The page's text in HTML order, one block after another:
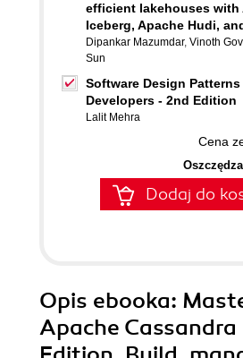
efficient lakehouses with
Iceberg, Apache Hudi,
Dipankar Mazumdar, Vinoth
Sun
Software Design
Developers - 2nd Edition
Lalit Mehra
Cena
Dodaj do
Opis ebooka:
Apache Cassandra